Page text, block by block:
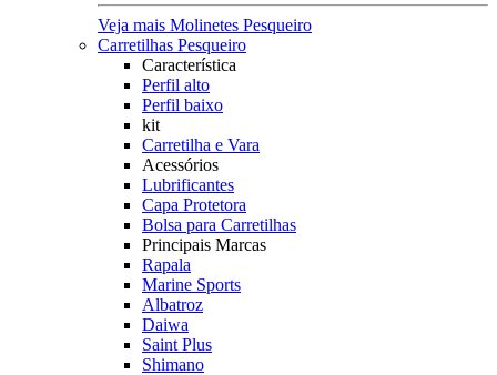
Veja mais Molinetes Pesqueiro
Carretilhas Pesqueiro
Característica
Perfil alto
Perfil baixo
kit
Carretilha e Vara
Acessórios
Lubrificantes
Capa Protetora
Bolsa para Carretilhas
Principais Marcas
Rapala
Marine Sports
Albatroz
Daiwa
Saint Plus
Shimano